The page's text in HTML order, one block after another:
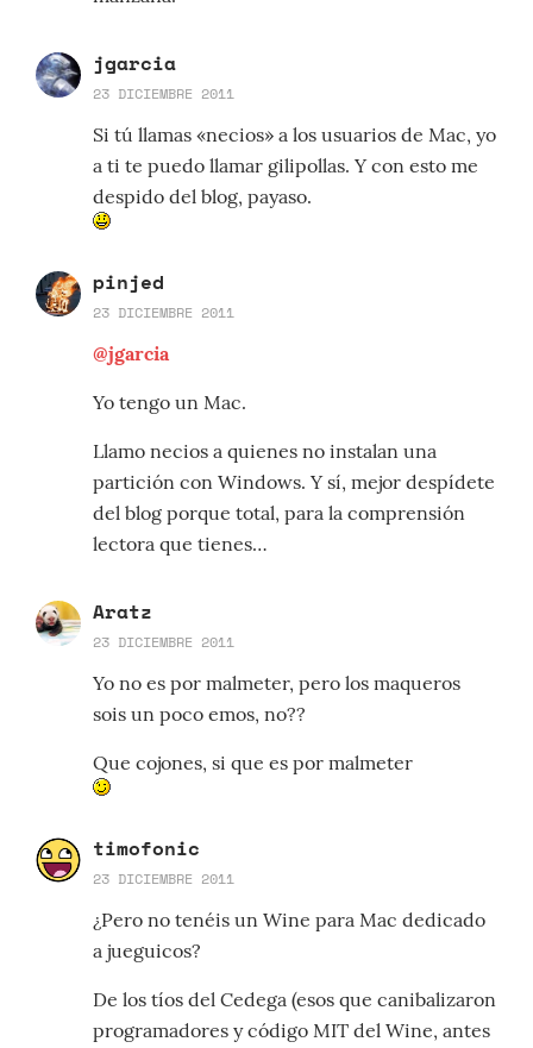
jgarcia
23 DICIEMBRE 2011
Si tú llamas «necios» a los usuarios de Mac, yo
a ti te puedo llamar gilipollas. Y con esto me
despido del blog, payaso.
pinjed
23 DICIEMBRE 2011
@jgarcia
Yo tengo un Mac.
Llamo necios a quienes no instalan una
partición con Windows. Y sí, mejor despídete
del blog porque total, para la comprensión
lectora que tienes…
Aratz
23 DICIEMBRE 2011
Yo no es por malmeter, pero los maqueros
sois un poco emos, no??
Que cojones, si que es por malmeter
timofonic
23 DICIEMBRE 2011
¿Pero no tenéis un Wine para Mac dedicado
a jueguicos?
De los tíos del Cedega (esos que canibalizaron
programadores y código MIT del Wine, antes